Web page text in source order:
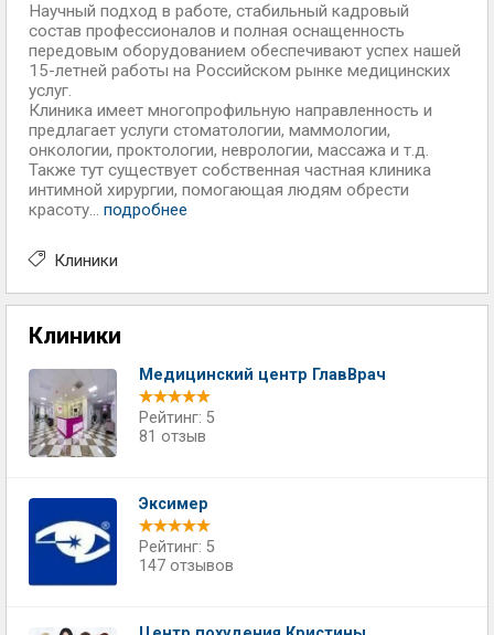
Научный подход в работе, стабильный кадровый
состав профессионалов и полная оснащенность
передовым оборудованием обеспечивают успех нашей
15-летней работы на Российском рынке медицинских
услуг.
Клиника имеет многопрофильную направленность и
предлагает услуги стоматологии, маммологии,
онкологии, проктологии, неврологии, массажа и т.д.
Также тут существует собственная частная клиника
интимной хирургии, помогающая людям обрести
красоту... подробнее
Клиники
Клиники
Медицинский центр ГлавВрач
Рейтинг: 5
81 отзыв
Эксимер
Рейтинг: 5
147 отзывов